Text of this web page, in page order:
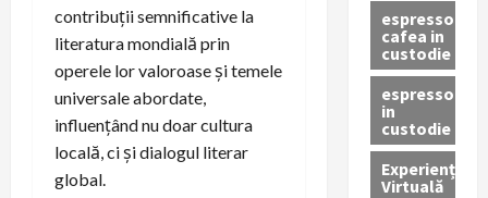
contribuții semnificative la
literatura mondială prin
operele lor valoroase și temele
universale abordate,
influențând nu doar cultura
locală, ci și dialogul literar
global.
espressor
cafea in
custodie
espressor
in
custodie
Experiență
Virtuală